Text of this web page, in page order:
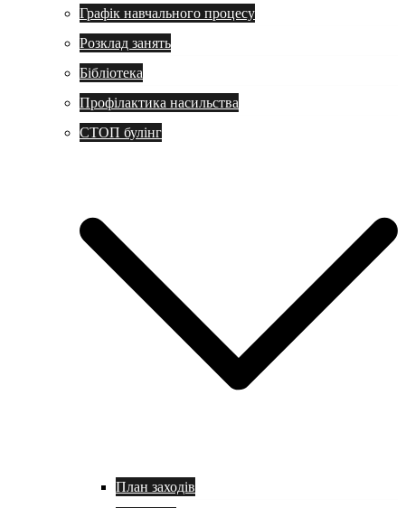
Графік навчального процесу
Розклад занять
Бібліотека
Профілактика насильства
СТОП булінг
План заходів